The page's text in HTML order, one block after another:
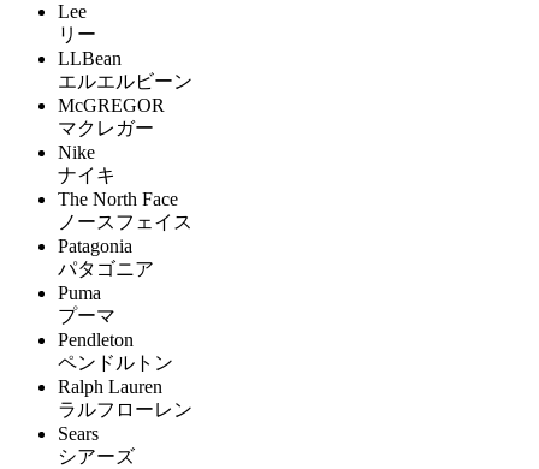
Lee
リー
LLBean
エルエルビーン
McGREGOR
マクレガー
Nike
ナイキ
The North Face
ノースフェイス
Patagonia
パタゴニア
Puma
プーマ
Pendleton
ペンドルトン
Ralph Lauren
ラルフローレン
Sears
シアーズ